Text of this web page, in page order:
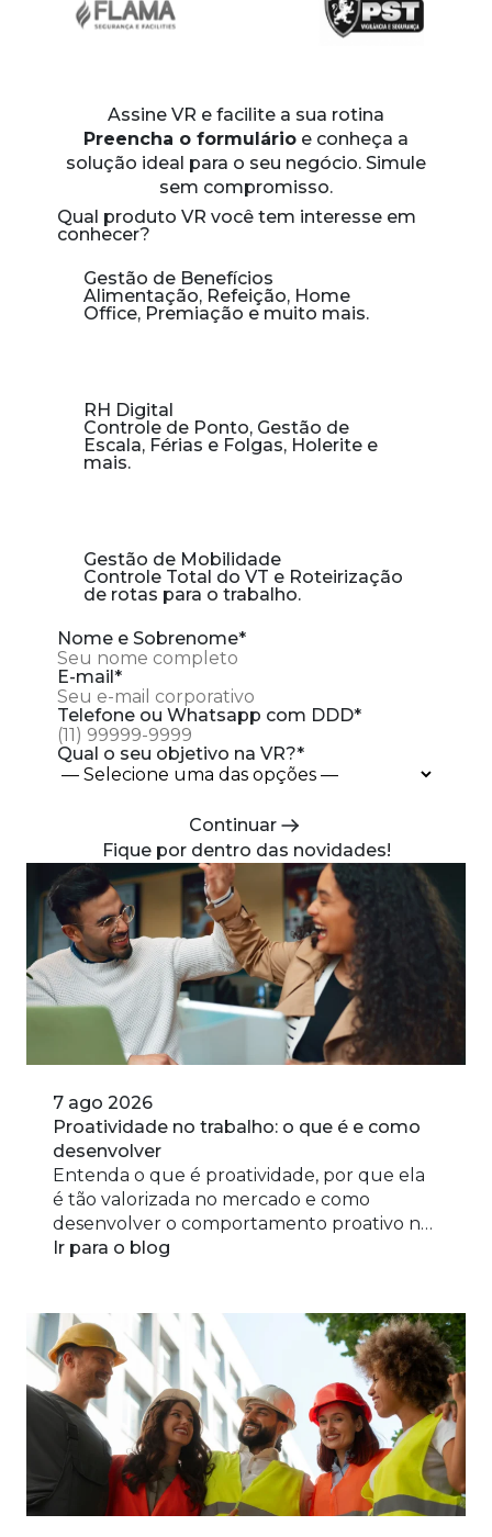
Assine VR e facilite a sua rotina
Preencha o formulário e conheça a
solução ideal para o seu negócio. Simule
sem compromisso.
Qual produto VR você tem interesse em
conhecer?
Gestão de Benefícios
Alimentação, Refeição, Home
Office, Premiação e muito mais.
RH Digital
Controle de Ponto, Gestão de
Escala, Férias e Folgas, Holerite e
mais.
Gestão de Mobilidade
Controle Total do VT e Roteirização
de rotas para o trabalho.
Nome e Sobrenome*
E-mail*
Telefone ou Whatsapp com DDD*
Qual o seu objetivo na VR?*
Continuar
Nome da sua empresa*
Qual o seu cargo?
Número de colaboradores*
Aceito receber comunicações da VR por
e-mail e WhatsApp. O cancelamento das
comunicações pode ser feito a qualquer
próprio e-mail e/ou mensagem.
Voltar Falar com um Especialista
Obrigado pelo contato.
Você deu o primeiro passo para facilitar a
sua rotina.
Fique atento ao seu celular,
em breve um de nossos especialistas
entrará em contato.
Acesse abaixo para conhecer mais sobre os
produtos e soluções VR.
Conhecer mais sobre a VR
Não enviaremos Spam ;)
Fique por dentro das novidades!
7 ago 2026
Proatividade no trabalho: o que é e como
desenvolver
Entenda o que é proatividade, por que ela
é tão valorizada no mercado e como
desenvolver o comportamento proativo no
dia a dia profissional.
Ir para o blog